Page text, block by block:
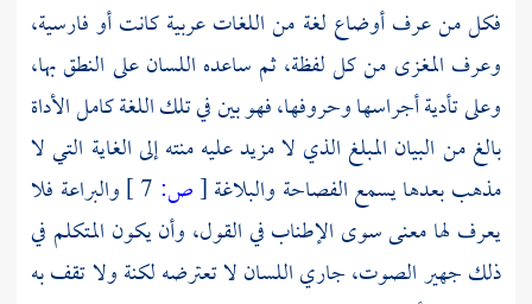
فكل من عرف أوضاع لغة من اللغات عربية كانت أو فارسية،
وعرف المغزى من كل لفظة، ثم ساعده اللسان على النطق بها،
وعلى تأدية أجراسها وحروفها، فهو بين في تلك اللغة كامل الأداة
بالغ من البيان المبلغ الذي لا مزيد عليه منته إلى الغاية التي لا
مذهب بعدها يسمع الفصاحة والبلاغة[ص:
والبراعة فلا
يعرف لها معنى سوى الإطناب في القول، وأن يكون المتكلم في
ذلك جهير الصوت، جاري اللسان لا تعترضه لكنة ولا تقف به